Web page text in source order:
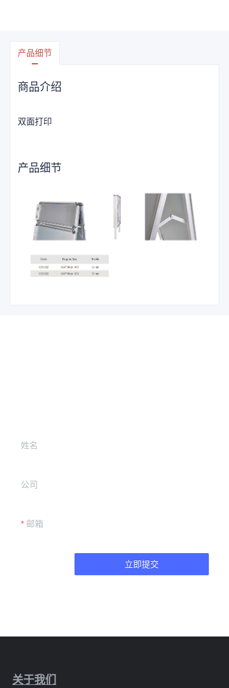
产品细节
商品介绍
双面打印
产品细节
姓名
公司
邮箱
立即提交
关于我们
CN